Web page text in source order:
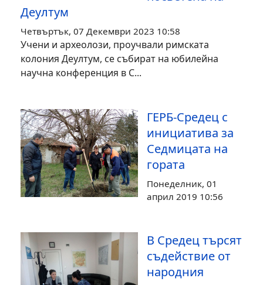
Деултум
Четвъртък, 07 Декември 2023 10:58
Учени и археолози, проучвали римската
колония Деултум, се събират на юбилейна
научна конференция в С...
ГЕРБ-Средец с
инициатива за
Седмицата на
гората
Понеделник, 01
април 2019 10:56
В Средец търсят
съдействие от
народния